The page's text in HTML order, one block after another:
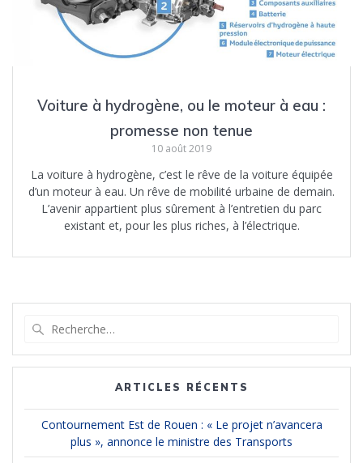
Voiture à hydrogène, ou le moteur à eau :
promesse non tenue
10 août 2019
La voiture à hydrogène, c’est le rêve de la voiture équipée
d’un moteur à eau. Un rêve de mobilité urbaine de demain.
L’avenir appartient plus sûrement à l’entretien du parc
existant et, pour les plus riches, à l’électrique.
:
ARTICLES RÉCENTS
Contournement Est de Rouen : « Le projet n’avancera
plus », annonce le ministre des Transports